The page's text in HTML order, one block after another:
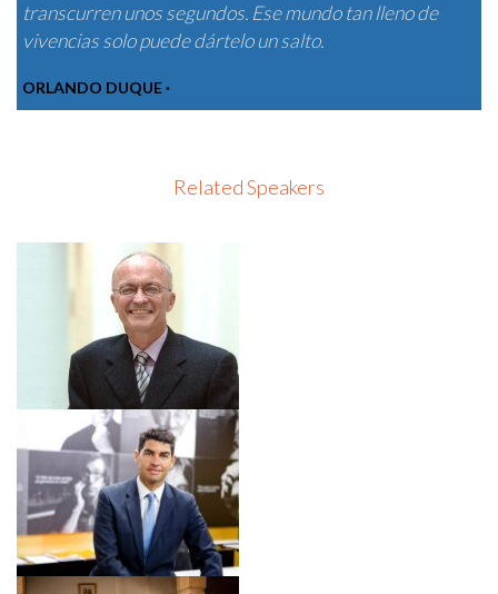
transcurren unos segundos. Ese mundo tan lleno de
vivencias solo puede dártelo un salto.
ORLANDO DUQUE ·
Related Speakers